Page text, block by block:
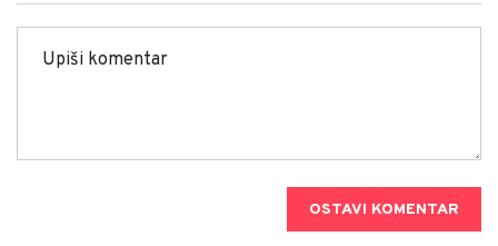
OSTAVI KOMENTAR